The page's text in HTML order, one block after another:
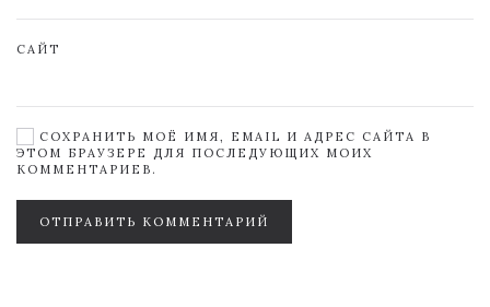
САЙТ
СОХРАНИТЬ МОЁ ИМЯ, EMAIL И АДРЕС САЙТА В
ЭТОМ БРАУЗЕРЕ ДЛЯ ПОСЛЕДУЮЩИХ МОИХ
КОММЕНТАРИЕВ.
ОТПРАВИТЬ КОММЕНТАРИЙ